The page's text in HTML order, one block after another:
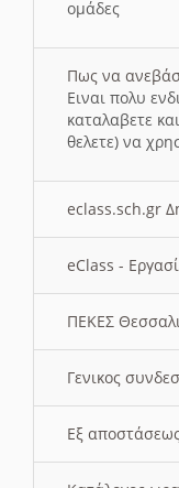
ομάδες
Πως να
Ειναι πολυ
καταλαβετε
θελετε) να
eclass.sch.gr
eClass -
ΠΕΚΕΣ
Γενικος
Εξ